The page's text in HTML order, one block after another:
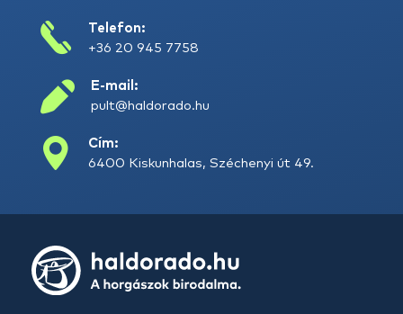
Telefon:
+36 20 945 7758
E-mail:
pult@haldorado.hu
Cím:
6400 Kiskunhalas, Széchenyi út 49.